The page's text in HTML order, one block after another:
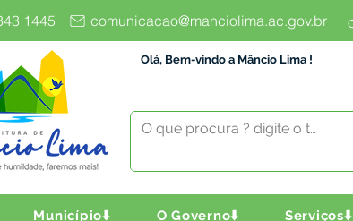
1445 comunicacao@manciolima.ac.gov.br
Olá, Bem-vindo a Mâncio Lima !
Município⬇️ O Governo⬇️ Serviços⬇️